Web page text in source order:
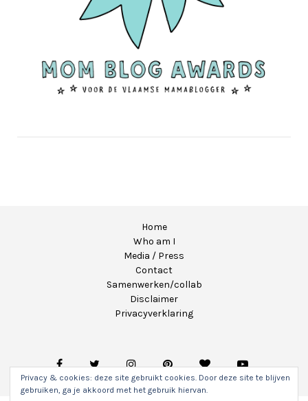
Home
Who am I
Media / Press
Contact
Samenwerken/collab
Disclaimer
Privacyverklaring
Privacy & cookies: deze site gebruikt cookies. Door deze site te blijven
gebruiken, ga je akkoord met het gebruik hiervan.